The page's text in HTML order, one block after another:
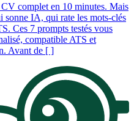
complet en 10 minutes. Mais
sonne IA, qui rate les mots-clés
Ces 7 prompts testés vous
compatible ATS et
Avant de [ ]